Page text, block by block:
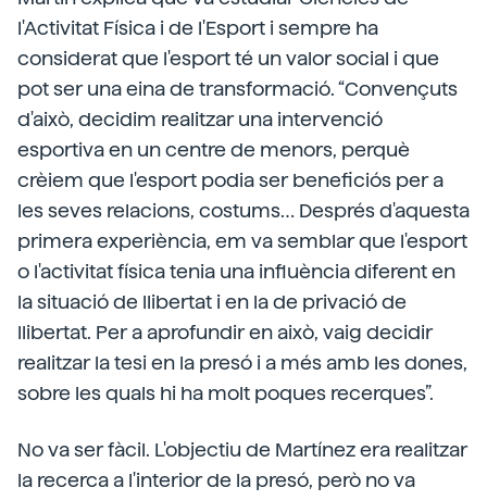
l'Activitat Física i de l'Esport i sempre ha
considerat que l'esport té un valor social i que
pot ser una eina de transformació. “Convençuts
d'això, decidim realitzar una intervenció
esportiva en un centre de menors, perquè
crèiem que l'esport podia ser beneficiós per a
les seves relacions, costums… Després d'aquesta
primera experiència, em va semblar que l'esport
o l'activitat física tenia una influència diferent en
la situació de llibertat i en la de privació de
llibertat. Per a aprofundir en això, vaig decidir
realitzar la tesi en la presó i a més amb les dones,
sobre les quals hi ha molt poques recerques”.
No va ser fàcil. L'objectiu de Martínez era realitzar
la recerca a l'interior de la presó, però no va